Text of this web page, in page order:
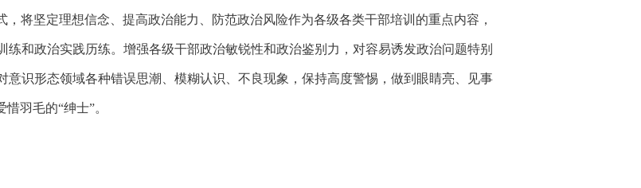
，将坚定理想信念、提高政治能力、防范政治风险作为各级各类干部培训的重点内容，
和政治实践历练。增强各级干部政治敏锐性和政治鉴别力，对容易诱发政治问题特别
意识形态领域各种错误思潮、模糊认识、不良现象，保持高度警惕，做到眼睛亮、见事
惜羽毛的“绅士”。